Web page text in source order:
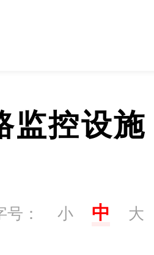
监控设施
号： 小 中 大